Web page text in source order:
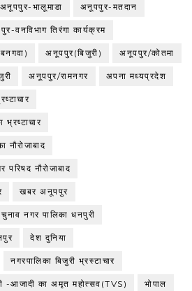
अनूपपुर-भालूमाडा अनूपपुर-मतदान
वनविभाग तिरंगा कार्यक्रम
अनूपपुर(बिजुरी) अनूपपुर/कोतमा
अनूपपुर/रामनगर अपना मध्यप्रदेश
भ्रष्टाचार
नौरोजाबाद
नौरोजाबाद
खबर अनूपपुर
चुनाव नगर पालिका धनपुरी
देश दुनिया
नगरपालिका बिजुरी भ्रस्टाचार
-आजादी का अमृत महोत्सव(TVS) भोपाल